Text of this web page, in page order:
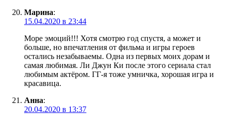
Марина:
15.04.2020 в 23:44
Море эмоций!!! Хотя смотрю год спустя, а может и
больше, но впечатления от фильма и игры героев
остались незабываемы. Одна из первых моих дорам и
самая любимая. Ли Джун Ки после этого сериала стал
любимым актёром. ГГ-я тоже умничка, хорошая игра и
красавица.
Анна:
20.04.2020 в 13:37